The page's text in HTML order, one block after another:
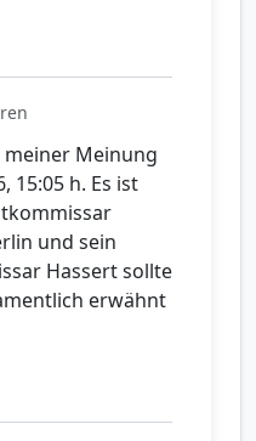
Meinung
15:05 h. Es ist
und sein
Hassert sollte
erwähnt